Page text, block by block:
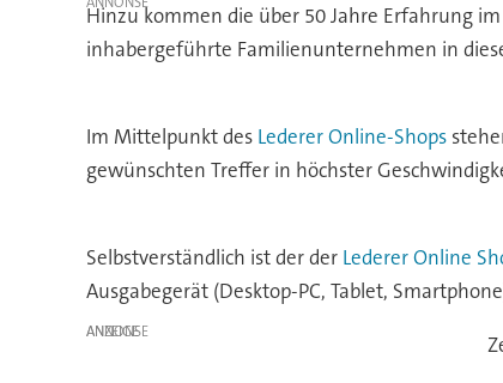
Hinzu kommen die über 50 Jahre Erfahrung
inhabergeführte Familienunternehmen in
Im Mittelpunkt des Lederer Online-Shops
gewünschten Treffer in höchster
Selbstverständlich ist der der Lederer Online
Ausgabegerät (Desktop-PC, Tablet,
ANZEIGE